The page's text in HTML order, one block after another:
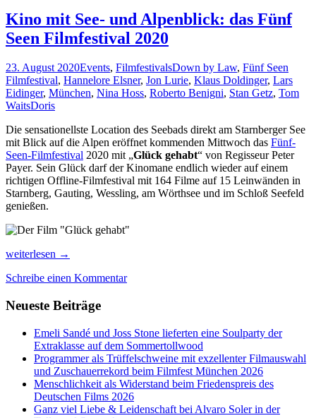
Kino mit See- und Alpenblick: das Fünf
Seen Filmfestival 2020
23. August 2020Events, FilmfestivalsDown by Law, Fünf Seen
Filmfestival, Hannelore Elsner, Jon Lurie, Klaus Doldinger, Lars
Eidinger, München, Nina Hoss, Roberto Benigni, Stan Getz, Tom
WaitsDoris
Die sensationellste Location des Seebads direkt am Starnberger See
mit Blick auf die Alpen eröffnet kommenden Mittwoch das Fünf-
Seen-Filmfestival 2020 mit „Glück gehabt“ von Regisseur Peter
Payer. Sein Glück darf der Kinomane endlich wieder auf einem
richtigen Offline-Filmfestival mit 164 Filme auf 15 Leinwänden in
Starnberg, Gauting, Wessling, am Wörthsee und im Schloß Seefeld
genießen.
Kino
See-
Alpenblick:
Fünf
Filmfestival
weiterlesen →
Schreibe einen Kommentar
Neueste Beiträge
Emeli Sandé und Joss Stone lieferten eine Soulparty der
Extraklasse auf dem Sommertollwood
Programmer als Trüffelschweine mit exzellenter Filmauswahl
und Zuschauerrekord beim Filmfest München 2026
Menschlichkeit als Widerstand beim Friedenspreis des
Deutschen Films 2026
Ganz viel Liebe & Leidenschaft bei Alvaro Soler in der